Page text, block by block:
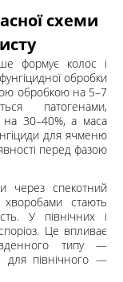
схеми
формує колос і
обробки
обробкою на 5–7
патогенами,
на 30–40%, а маса
для ячменю
перед фазою
через спекотний
стають
У північних і
Це впливає
типу —
для північного —